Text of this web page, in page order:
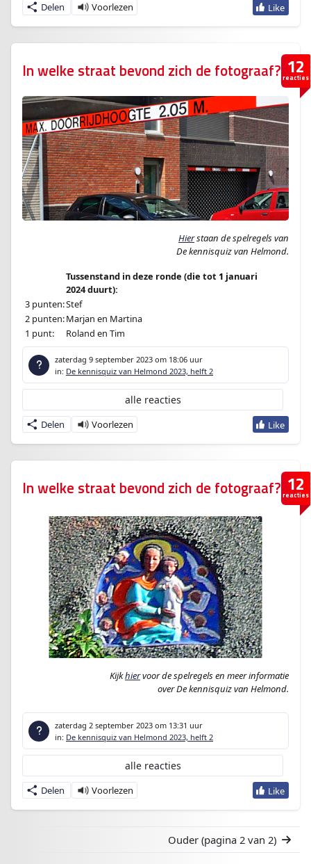
Delen
12
reacties
In welke straat bevond zich de fotograaf?
Hierstaan de spelregels van
De kennisquiz van Helmond.
Tussenstand in deze ronde (die tot 1 januari
2024 duurt):
3 punten:Stef
2 punten:Marjan en Martina
1 punt:
Roland en Tim
zaterdag 9 september 2023 om 18:06 uur
in: De kennisquiz van Helmond 2023, helft 2
Delen
alle reacties
12
reacties
In welke straat bevond zich de fotograaf?
Kijkhiervoor de spelregels en meer informatie
over De kennisquiz van Helmond.
zaterdag 2 september 2023 om 13:31 uur
in: De kennisquiz van Helmond 2023, helft 2
Delen
alle reacties
Ouder (pagina 2 van 2)